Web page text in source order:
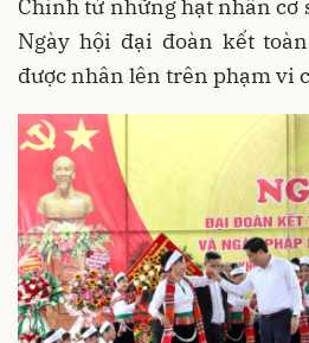
Chính từ những hạt nhân cơ
Ngày hội đại đoàn kết
được nhân lên trên phạm vi